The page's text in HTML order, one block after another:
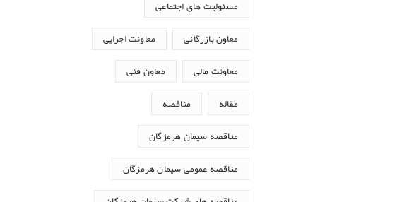
مسئولیت های اجتماعی
معاون بازرگانی معاونت اجرایی
معاونت مالی معاون فنی
مقاله مناقصه
مناقصه سیمان هرمزگان
مناقصه عمومی سیمان هرمزگان